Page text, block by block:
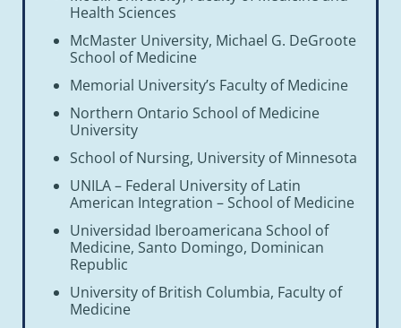
Health Sciences
McMaster University, Michael G. DeGroote
School of Medicine
Memorial University’s Faculty of Medicine
Northern Ontario School of Medicine
University
School of Nursing, University of Minnesota
UNILA – Federal University of Latin
American Integration – School of Medicine
Universidad Iberoamericana School of
Medicine, Santo Domingo, Dominican
Republic
University of British Columbia, Faculty of
Medicine